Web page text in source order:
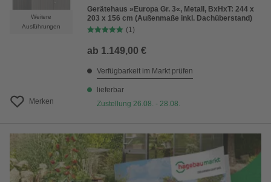
Weitere
Ausführungen
Merken
Gerätehaus »Europa Gr. 3«, Metall, BxHxT: 244 x
203 x 156 cm (Außenmaße inkl. Dachüberstand)
(1)
ab 1.149,00 €
Verfügbarkeit im Markt prüfen
lieferbar
Zustellung 26.08. - 28.08.